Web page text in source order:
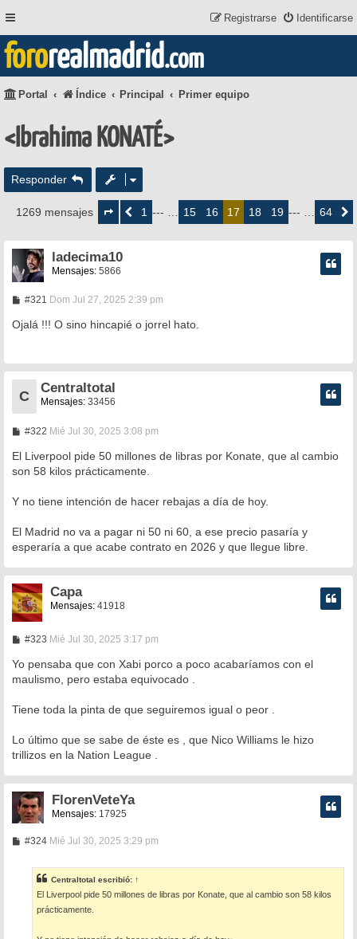
Identificarse
Registrarse
fororealmadrid.com
Portal Índice Principal Primer equipo
<Ibrahima KONATÉ>
Responder
1269 mensajes
Página
deAnterior1 --- … 15 16 17 18 19 --- … 64
ladecima10
Mensajes: 5866
#321 M
n
e
Dom Jul 27, 2025 2:39 pm
Ojalá !!! O sino hincapié o jorrel hato.
C
Centraltotal
Mensajes: 33456
#322M
n
s
a
e
Mié Jul 30, 2025 3:08 pm
El Liverpool pide 50 millones de libras por Konate, que al cambio
son 58 kilos prácticamente.
Y no tiene intención de hacer rebajas a día de hoy.
El Madrid no va a pagar ni 50 ni 60, a ese precio pasaría y
esperaría a que acabe contrato en 2026 y que llegue libre.
Capa
Mensajes:41918
#323M
n
a
e
Mié Jul 30, 2025 3:17 pm
Yo pensaba que con Xabi porco a poco acabaríamos con el
maulismo, pero estaba equivocado .
Tiene toda la pinta de que seguiremos igual o peor .
Lo último que se sabe de éste es , que Nico Williams le hizo
trillizos en la Nation League .
FlorenVeteYa
Mensajes: 17925
#324M
s
a
j
e
Mié Jul 30, 2025 3:29 pm
Centraltotal escribió: ↑
El Liverpool pide 50 millones de libras por Konate, que al cambio son 58 kilos
prácticamente.